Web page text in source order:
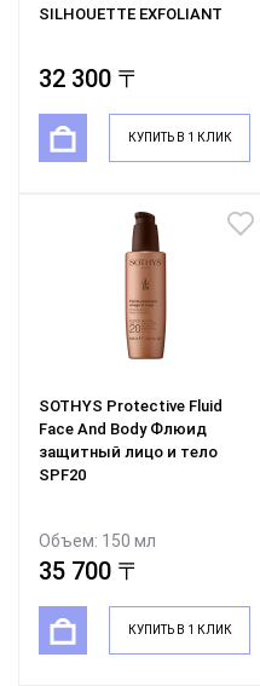
SILHOUETTE EXFOLIANT
32 300 〒
КУПИТЬ В 1 КЛИК
SOTHYS Protective Fluid
Face And Body Флюид
защитный лицо и тело
SPF20
Объем: 150 мл
35 700 〒
КУПИТЬ В 1 КЛИК